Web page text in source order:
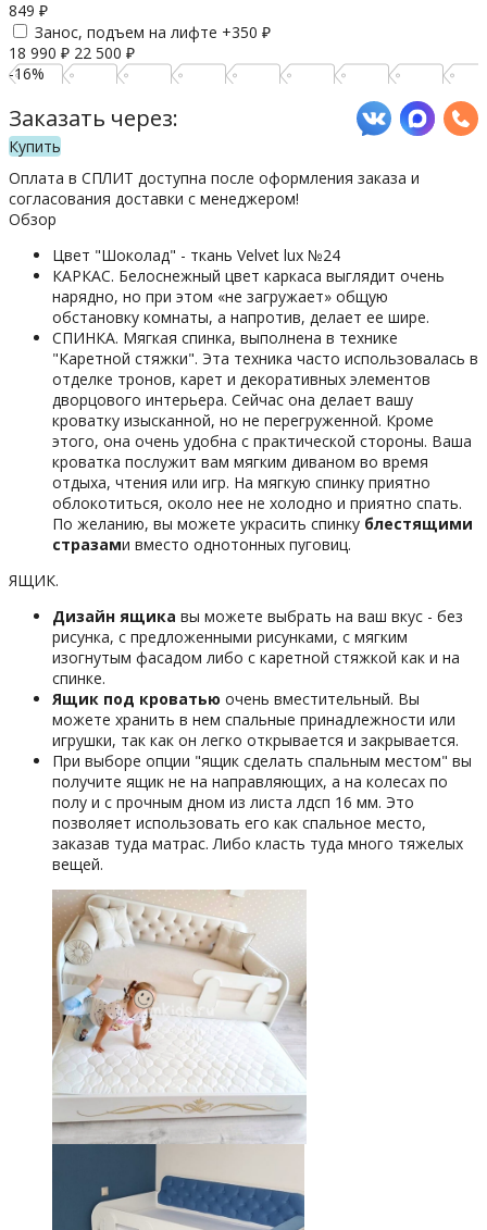
849 ₽
Занос, подъем на лифте +350 ₽
18 990 ₽ 22 500 ₽
-16%
Заказать через:
Купить
Оплата в СПЛИТ доступна после оформления заказа и
согласования доставки с менеджером!
Обзор
Цвет "Шоколад" - ткань Velvet lux №24
КАРКАС. Белоснежный цвет каркаса выглядит очень
нарядно, но при этом «не загружает» общую
обстановку комнаты, а напротив, делает ее шире.
СПИНКА. Мягкая спинка, выполнена в технике
"Каретной стяжки". Эта техника часто использовалась в
отделке тронов, карет и декоративных элементов
дворцового интерьера. Сейчас она делает вашу
кроватку изысканной, но не перегруженной. Кроме
этого, она очень удобна с практической стороны. Ваша
кроватка послужит вам мягким диваном во время
отдыха, чтения или игр. На мягкую спинку приятно
облокотиться, около нее не холодно и приятно спать.
По желанию, вы можете украсить спинку блестящими
стразами вместо однотонных пуговиц.
ЯЩИК.
Дизайн ящика вы можете выбрать на ваш вкус - без
рисунка, с предложенными рисунками, с мягким
изогнутым фасадом либо с каретной стяжкой как и на
спинке.
Ящик под кроватью очень вместительный. Вы
можете хранить в нем спальные принадлежности или
игрушки, так как он легко открывается и закрывается.
При выборе опции "ящик сделать спальным местом" вы
получите ящик не на направляющих, а на колесах по
полу и с прочным дном из листа лдсп 16 мм. Это
позволяет использовать его как спальное место,
заказав туда матрас. Либо класть туда много тяжелых
вещей.